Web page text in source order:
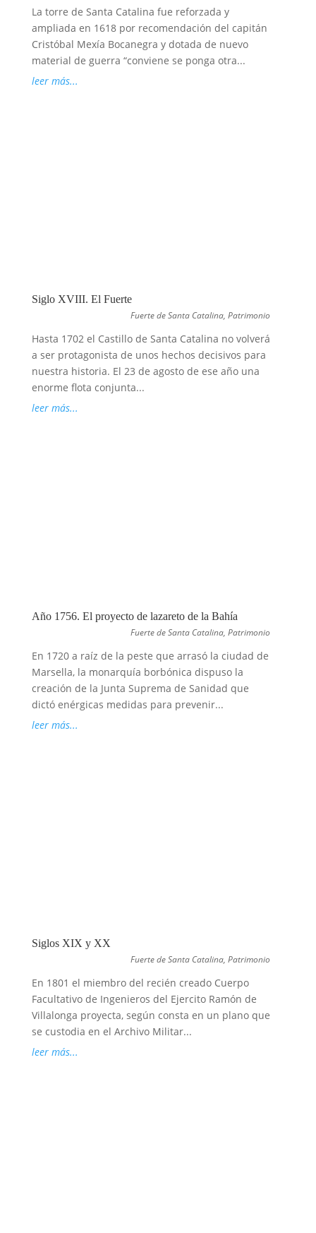
La torre de Santa Catalina fue reforzada y
ampliada en 1618 por recomendación del capitán
Cristóbal Mexía Bocanegra y dotada de nuevo
material de guerra “conviene se ponga otra...
leer más...
Siglo XVIII. El Fuerte
Fuerte de Santa Catalina,Patrimonio
Hasta 1702 el Castillo de Santa Catalina no volverá
a ser protagonista de unos hechos decisivos para
nuestra historia. El 23 de agosto de ese año una
enorme flota conjunta...
leer más...
Año 1756. El proyecto de lazareto de la Bahía
Fuerte de Santa Catalina,Patrimonio
En 1720 a raíz de la peste que arrasó la ciudad de
Marsella, la monarquía borbónica dispuso la
creación de la Junta Suprema de Sanidad que
dictó enérgicas medidas para prevenir...
leer más...
Siglos XIX y XX
Fuerte de Santa Catalina,Patrimonio
En 1801 el miembro del recién creado Cuerpo
Facultativo de Ingenieros del Ejercito Ramón de
Villalonga proyecta, según consta en un plano que
se custodia en el Archivo Militar...
leer más...